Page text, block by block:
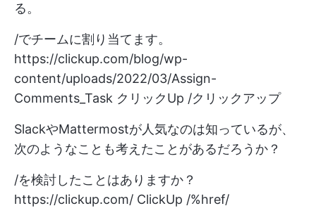
る。
/でチームに割り当てます。
https://clickup.com/blog/wp-
content/uploads/2022/03/Assign-
Comments_Task クリックUp /クリックアップ
SlackやMattermostが人気なのは知っているが、
次のようなことも考えたことがあるだろうか？
/を検討したことはありますか？
https://clickup.com/ ClickUp /%href/